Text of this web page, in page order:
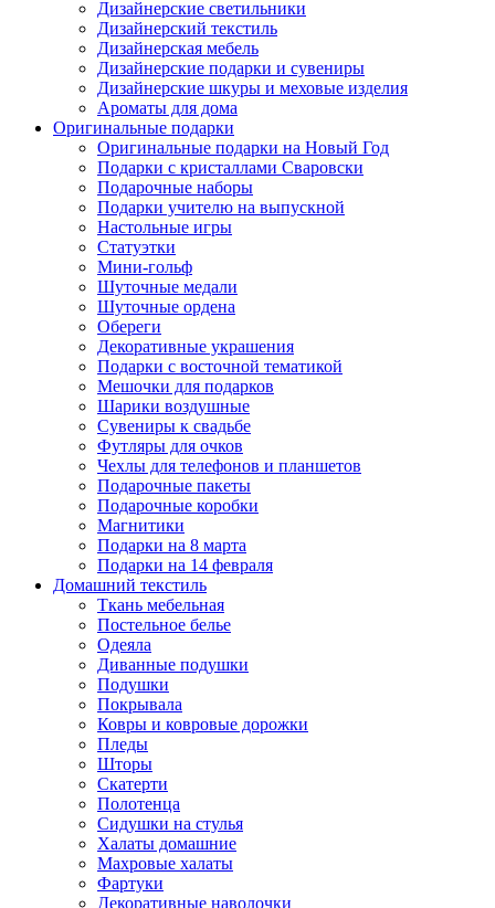
Дизайнерские светильники
Дизайнерский текстиль
Дизайнерская мебель
Дизайнерские подарки и сувениры
Дизайнерские шкуры и меховые изделия
Ароматы для дома
Оригинальные подарки
Оригинальные подарки на Новый Год
Подарки с кристаллами Сваровски
Подарочные наборы
Подарки учителю на выпускной
Настольные игры
Статуэтки
Мини-гольф
Шуточные медали
Шуточные ордена
Обереги
Декоративные украшения
Подарки с восточной тематикой
Мешочки для подарков
Шарики воздушные
Сувениры к свадьбе
Футляры для очков
Чехлы для телефонов и планшетов
Подарочные пакеты
Подарочные коробки
Магнитики
Подарки на 8 марта
Подарки на 14 февраля
Домашний текстиль
Ткань мебельная
Постельное белье
Одеяла
Диванные подушки
Подушки
Покрывала
Ковры и ковровые дорожки
Пледы
Шторы
Скатерти
Полотенца
Сидушки на стулья
Халаты домашние
Махровые халаты
Фартуки
Декоративные наволочки